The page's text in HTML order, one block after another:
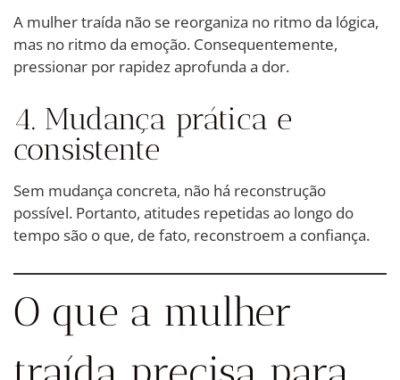
A mulher traída não se reorganiza no ritmo da lógica,
mas no ritmo da emoção. Consequentemente,
pressionar por rapidez aprofunda a dor.
4. Mudança prática e
consistente
Sem mudança concreta, não há reconstrução
possível. Portanto, atitudes repetidas ao longo do
tempo são o que, de fato, reconstroem a confiança.
O que a mulher